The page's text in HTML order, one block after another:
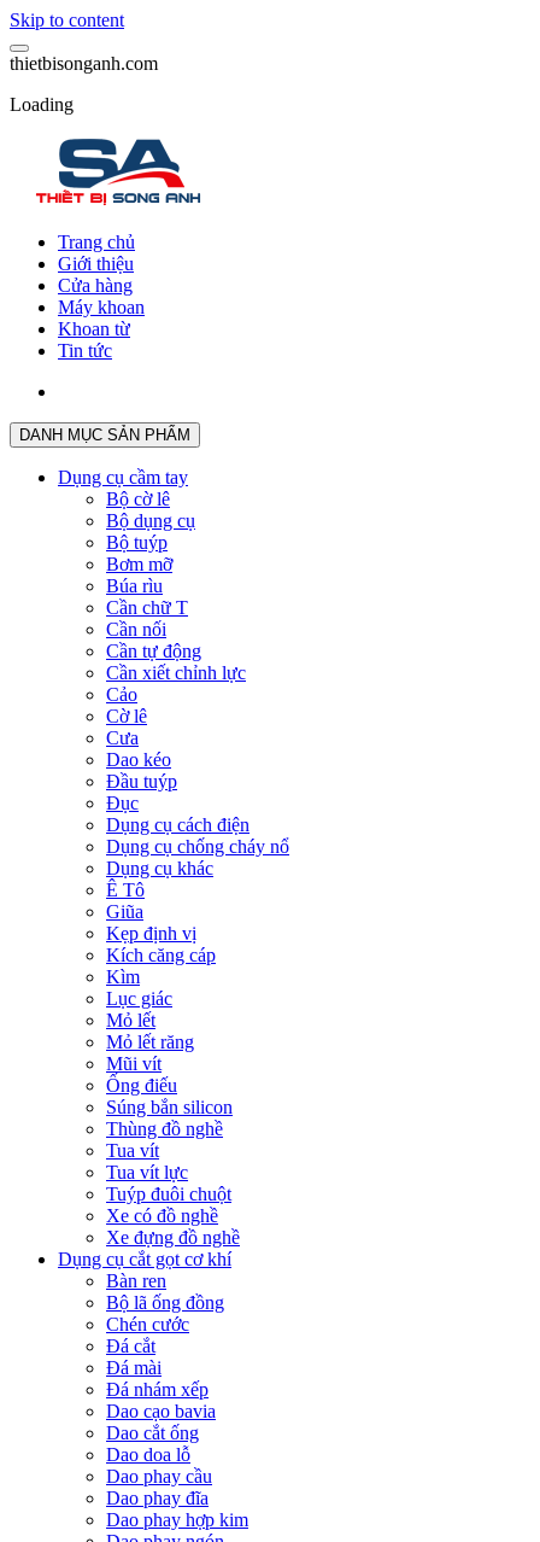
Skip to content
thietbisonganh.com
Loading
Trang chủ
Giới thiệu
Cửa hàng
Máy khoan
Khoan từ
Tin tức
DANH MỤC SẢN PHẨM
Dụng cụ cầm tay
Bộ cờ lê
Bộ dụng cụ
Bộ tuýp
Bơm mỡ
Búa rìu
Cần chữ T
Cần nối
Cần tự động
Cần xiết chỉnh lực
Cảo
Cờ lê
Cưa
Dao kéo
Đầu tuýp
Đục
Dụng cụ cách điện
Dụng cụ chống cháy nổ
Dụng cụ khác
Ê Tô
Giũa
Kẹp định vị
Kích căng cáp
Kìm
Lục giác
Mỏ lết
Mỏ lết răng
Mũi vít
Ống điếu
Súng bắn silicon
Thùng đồ nghề
Tua vít
Tua vít lực
Tuýp đuôi chuột
Xe có đồ nghề
Xe đựng đồ nghề
Dụng cụ cắt gọt cơ khí
Bàn ren
Bộ lã ống đồng
Chén cước
Đá cắt
Đá mài
Đá nhám xếp
Dao cạo bavia
Dao cắt ống
Dao doa lỗ
Dao phay cầu
Dao phay đĩa
Dao phay hợp kim